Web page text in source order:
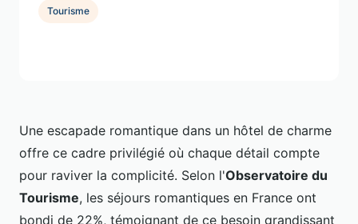
Une escapade romantique dans un hôtel de charme
offre ce cadre privilégié où chaque détail compte
pour raviver la complicité. Selon l'Observatoire du
Tourisme, les séjours romantiques en France ont
bondi de 22%, témoignant de ce besoin grandissant
Tourisme